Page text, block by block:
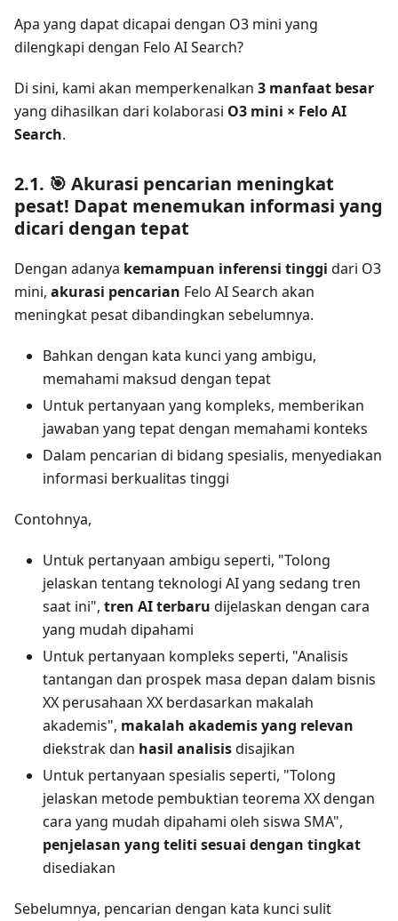
Apa yang dapat dicapai dengan O3 mini yang
dilengkapi dengan Felo AI Search?
Di sini, kami akan memperkenalkan 3 manfaat besar
yang dihasilkan dari kolaborasi O3 mini × Felo AI
Search.
2.1. 🎯 Akurasi pencarian meningkat
pesat! Dapat menemukan informasi yang
dicari dengan tepat
Dengan adanya kemampuan inferensi tinggi dari O3
mini, akurasi pencarian Felo AI Search akan
meningkat pesat dibandingkan sebelumnya.
Bahkan dengan kata kunci yang ambigu,
memahami maksud dengan tepat
Untuk pertanyaan yang kompleks, memberikan
jawaban yang tepat dengan memahami konteks
Dalam pencarian di bidang spesialis, menyediakan
informasi berkualitas tinggi
Contohnya,
Untuk pertanyaan ambigu seperti, "Tolong
jelaskan tentang teknologi AI yang sedang tren
saat ini", tren AI terbaru dijelaskan dengan cara
yang mudah dipahami
Untuk pertanyaan kompleks seperti, "Analisis
tantangan dan prospek masa depan dalam bisnis
XX perusahaan XX berdasarkan makalah
akademis", makalah akademis yang relevan
diekstrak dan hasil analisisdisajikan
Untuk pertanyaan spesialis seperti, "Tolong
jelaskan metode pembuktian teorema XX dengan
cara yang mudah dipahami oleh siswa SMA",
penjelasan yang teliti sesuai dengan tingkat
disediakan
Sebelumnya, pencarian dengan kata kunci sulit